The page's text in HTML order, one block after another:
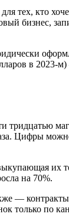
тех, кто
бизнес,
в 2023-
Цифры
их
на 70%.
—
только по